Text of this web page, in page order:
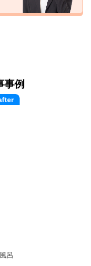
事例
呂